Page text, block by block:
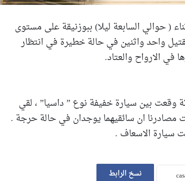
( حوالي السابعة ليلا) ببوزنيقة على مستوى
واحد واثنين في حالة خطيرة في انتظار
الارواح والعتاد.
وقعت بين سيارة خفيفة نوع ” داسيا” ، لقي
مصادرنا ان سائقيهما يوجدان في حالة حرجة .
سيارة الاسعاف .
نسخ الرابط